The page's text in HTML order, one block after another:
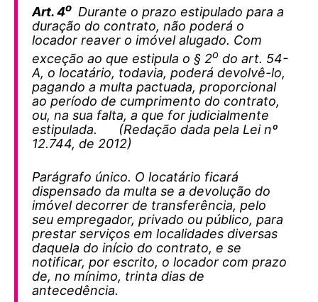
Art. 4o Durante o prazo estipulado para a
duração do contrato, não poderá o
locador reaver o imóvel alugado. Com
exceção ao que estipula o § 2o do art. 54-
A, o locatário, todavia, poderá devolvê-lo,
pagando a multa pactuada, proporcional
ao período de cumprimento do contrato,
ou, na sua falta, a que for judicialmente
estipulada. (Redação dada pela Lei nº
12.744, de 2012)
Parágrafo único. O locatário ficará
dispensado da multa se a devolução do
imóvel decorrer de transferência, pelo
seu empregador, privado ou público, para
prestar serviços em localidades diversas
daquela do início do contrato, e se
notificar, por escrito, o locador com prazo
de, no mínimo, trinta dias de
antecedência.